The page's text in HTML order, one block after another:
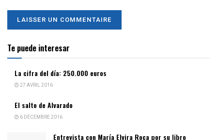
Te puede interesar
La cifra del día: 250.000 euros
27 AVRIL 2016
El salto de Alvarado
6 DÉCEMBRE 2016
Entrevista con María Elvira Roca por su libro